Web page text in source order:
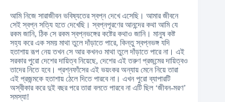
আমি নিজে সারাজীবন ভবিষ্যতের স্বপ্ন দেখে এসেছি। আমার জীবনে
সেই স্বপ্ন সত্যি হতে দেখেছি। স্বপ্নপূরণের আনন্দের কথা আমি যে
রকম জানি, ঠিক সে রকম স্বপ্নভঙ্গের কষ্টের কথাও জানি। মানুষ কষ্ট
সহ্য করে এক সময় মাথা তুলে দাঁড়াতে পারে, কিন্তু স্বপ্নভঙ্গ যদি
হতাশায় রূপ নেয় তখন সে আর কখনও মাথা তুলে দাঁড়াতে পারে না। এই
সরকার পুরো দেশের দায়িত্ব নিয়েছে, দেশের এই তরুণ প্রজন্মের দায়িত্বও
তাদের নিতে হবে। প্রশ্নফাঁসের এই ভয়ংকর অন্যায় মেনে নিয়ে তারা
এই প্রজন্মকে হতাশায় ঠেলে দিতে পারবে না। এখন পুরো ব্যাপারটি
অস্বীকার করে দুই বছর পরে তারা বলতে পারবে না এটি ছিল ‘জীবন-মরণ’
সমস্যা!